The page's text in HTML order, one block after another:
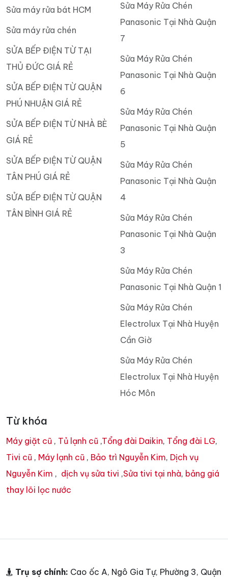
Sửa máy rửa bát HCM
Sửa máy rửa chén
SỬA BẾP ĐIỆN TỪ TẠI
THỦ ĐỨC GIÁ RẺ
SỬA BẾP ĐIỆN TỪ QUẬN
PHÚ NHUẬN GIÁ RẺ
SỬA BẾP ĐIỆN TỪ NHÀ BÈ
GIÁ RẺ
SỬA BẾP ĐIỆN TỪ QUẬN
TÂN PHÚ GIÁ RẺ
SỬA BẾP ĐIỆN TỪ QUẬN
TÂN BÌNH GIÁ RẺ
Sửa Máy Rửa Chén
Panasonic Tại Nhà Quận
7
Sửa Máy Rửa Chén
Panasonic Tại Nhà Quận
6
Sửa Máy Rửa Chén
Panasonic Tại Nhà Quận
5
Sửa Máy Rửa Chén
Panasonic Tại Nhà Quận
4
Sửa Máy Rửa Chén
Panasonic Tại Nhà Quận
3
Sửa Máy Rửa Chén
Panasonic Tại Nhà Quận 1
Sửa Máy Rửa Chén
Electrolux Tại Nhà Huyện
Cần Giờ
Sửa Máy Rửa Chén
Electrolux Tại Nhà Huyện
Hóc Môn
Từ khóa
Máy giặt cũ , Tủ lạnh cũ ,Tổng đài Daikin, Tổng đài LG,
Tivi cũ , Máy lạnh cũ , Bảo trì Nguyễn Kim, Dịch vụ
Nguyễn Kim , dịch vụ sửa tivi ,Sửa tivi tại nhà, bảng giá
thay lõi lọc nước
Trụ sợ chính: Cao ốc A, Ngô Gia Tự, Phường 3, Quận